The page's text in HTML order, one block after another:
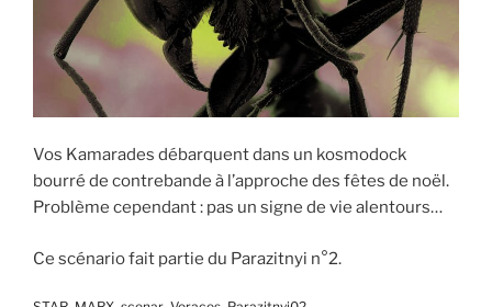
Vos Kamarades débarquent dans un kosmodock
bourré de contrebande à l’approche des fêtes de noël.
Problème cependant : pas un signe de vie alentours…
Ce scénario fait partie du Parazitnyi n°2.